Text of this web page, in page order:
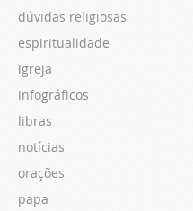
dúvidas religiosas
espiritualidade
igreja
infográficos
libras
notícias
orações
papa